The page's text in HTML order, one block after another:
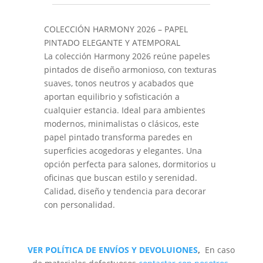
COLECCIÓN HARMONY 2026 – PAPEL
PINTADO ELEGANTE Y ATEMPORAL
La colección Harmony 2026 reúne papeles
pintados de diseño armonioso, con texturas
suaves, tonos neutros y acabados que
aportan equilibrio y sofisticación a
cualquier estancia. Ideal para ambientes
modernos, minimalistas o clásicos, este
papel pintado transforma paredes en
superficies acogedoras y elegantes. Una
opción perfecta para salones, dormitorios u
oficinas que buscan estilo y serenidad.
Calidad, diseño y tendencia para decorar
con personalidad.
VER POLÍTICA DE ENVÍOS Y DEVOLUIONES, En caso